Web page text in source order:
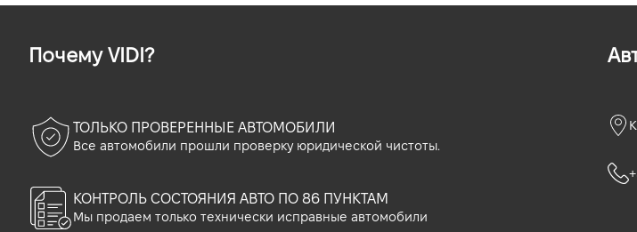
Почему VIDI?
ТОЛЬКО ПРОВЕРЕННЫЕ АВТОМОБИЛИ
Все автомобили прошли проверку юридической чистоты.
КОНТРОЛЬ СОСТОЯНИЯ АВТО ПО 86 ПУНКТАМ
Мы продаем только технически исправные автомобили